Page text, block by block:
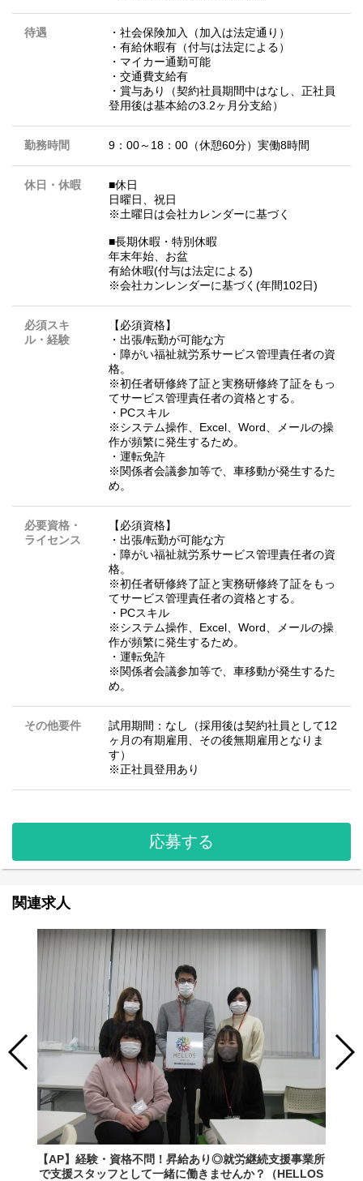
待遇
・社会保険加入（加入は法定通り）
・有給休暇有（付与は法定による）
・マイカー通勤可能
・交通費支給有
・賞与あり（契約社員期間中はなし、正社員
登用後は基本給の3.2ヶ月分支給）
勤務時間 9：00～18：00（休憩60分）実働8時間
休日・休暇
■休日
日曜日、祝日
※土曜日は会社カレンダーに基づく
■長期休暇・特別休暇
年末年始、お盆
有給休暇(付与は法定による)
※会社カンレンダーに基づく(年間102日)
必須スキ
ル・経験
【必須資格】
・出張/転勤が可能な方
・障がい福祉就労系サービス管理責任者の資
格。
※初任者研修終了証と実務研修終了証をもっ
てサービス管理責任者の資格とする。
・PCスキル
※システム操作、Excel、Word、メールの操
作が頻繁に発生するため。
・運転免許
※関係者会議参加等で、車移動が発生するた
め。
必要資格・
ライセンス
【必須資格】
・出張/転勤が可能な方
・障がい福祉就労系サービス管理責任者の資
格。
※初任者研修終了証と実務研修終了証をもっ
てサービス管理責任者の資格とする。
・PCスキル
※システム操作、Excel、Word、メールの操
作が頻繁に発生するため。
・運転免許
※関係者会議参加等で、車移動が発生するた
め。
その他要件
試用期間：なし（採用後は契約社員として12
ヶ月の有期雇用、その後無期雇用となりま
す）
※正社員登用あり
応募する
関連求人
【AP】経験・資格不問！昇給あり◎就労継続支援事業所
で支援スタッフとして一緒に働きませんか？（HELLOS